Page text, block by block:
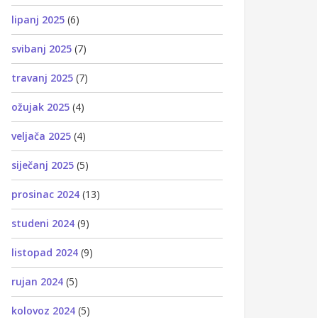
lipanj 2025 (6)
svibanj 2025 (7)
travanj 2025 (7)
ožujak 2025 (4)
veljača 2025 (4)
siječanj 2025 (5)
prosinac 2024 (13)
studeni 2024 (9)
listopad 2024 (9)
rujan 2024 (5)
kolovoz 2024 (5)